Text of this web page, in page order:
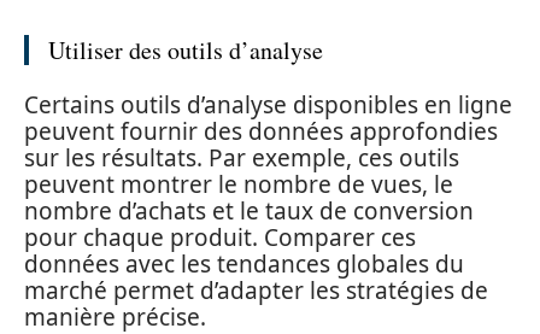
Utiliser des outils d’analyse
Certains outils d’analyse disponibles en ligne
peuvent fournir des données approfondies
sur les résultats. Par exemple, ces outils
peuvent montrer le nombre de vues, le
nombre d’achats et le taux de conversion
pour chaque produit. Comparer ces
données avec les tendances globales du
marché permet d’adapter les stratégies de
manière précise.